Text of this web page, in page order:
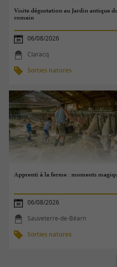
Visite dégustation au Jardin antique
romain
06/08/2026
Claracq
Sorties natures
Apprenti à la ferme : moments
06/08/2026
Sauveterre-de-Béarn
Sorties natures